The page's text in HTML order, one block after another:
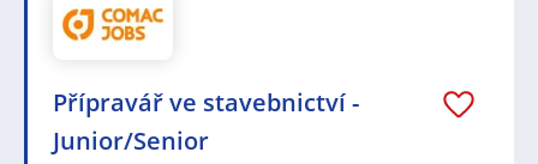
Přípravář ve stavebnictví -
Junior/Senior